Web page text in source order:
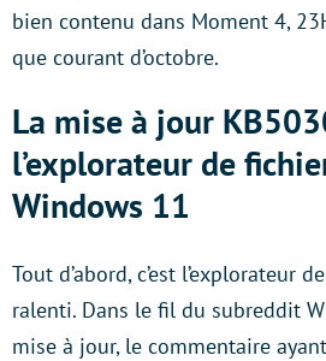
bien contenu dans Moment 4,
que courant d’octobre.
La mise à jour
l’explorateur de
Windows 11
Tout d’abord, c’est l’explorateur
ralenti. Dans le fil du subreddit
mise à jour, le commentaire